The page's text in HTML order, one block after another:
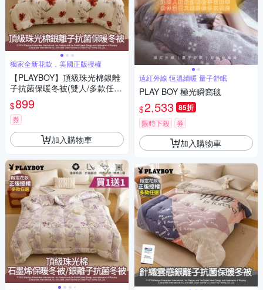
獨家全新花款，美國正版授權
【PLAYBOY】頂級珠光棉銀離
子抗菌保暖冬被(雙人/多款任
選/冬被/銀離子被/可水洗被)
$899
券
加入購物車
遠紅外線 恆溫續暖 量子舒眠
PLAY BOY 極光瞬窩毯
$2,533 85折
限時下殺 券
加入購物車